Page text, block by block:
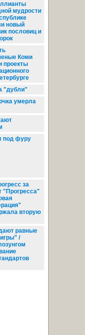
мудрости
новый
пословиц и
Коми
проекты
"дубли"
умерла
под фуру
за
"Прогресса"
вторую
равные
/